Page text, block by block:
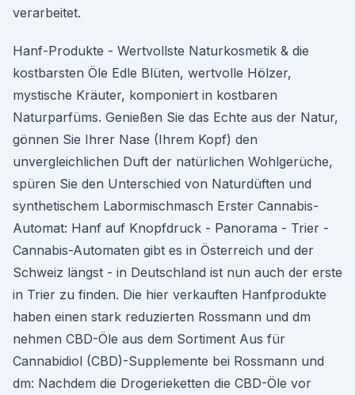
verarbeitet.
Hanf-Produkte - Wertvollste Naturkosmetik & die
kostbarsten Öle Edle Blüten, wertvolle Hölzer,
mystische Kräuter, komponiert in kostbaren
Naturparfüms. Genießen Sie das Echte aus der Natur,
gönnen Sie Ihrer Nase (Ihrem Kopf) den
unvergleichlichen Duft der natürlichen Wohlgerüche,
spüren Sie den Unterschied von Naturdüften und
synthetischem Labormischmasch Erster Cannabis-
Automat: Hanf auf Knopfdruck - Panorama - Trier -
Cannabis-Automaten gibt es in Österreich und der
Schweiz längst - in Deutschland ist nun auch der erste
in Trier zu finden. Die hier verkauften Hanfprodukte
haben einen stark reduzierten Rossmann und dm
nehmen CBD-Öle aus dem Sortiment Aus für
Cannabidiol (CBD)-Supplemente bei Rossmann und
dm: Nachdem die Drogerieketten die CBD-Öle vor